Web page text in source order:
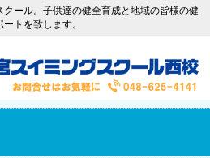
ール。子供達の健全育成と地域の皆様の健
ートを致します。